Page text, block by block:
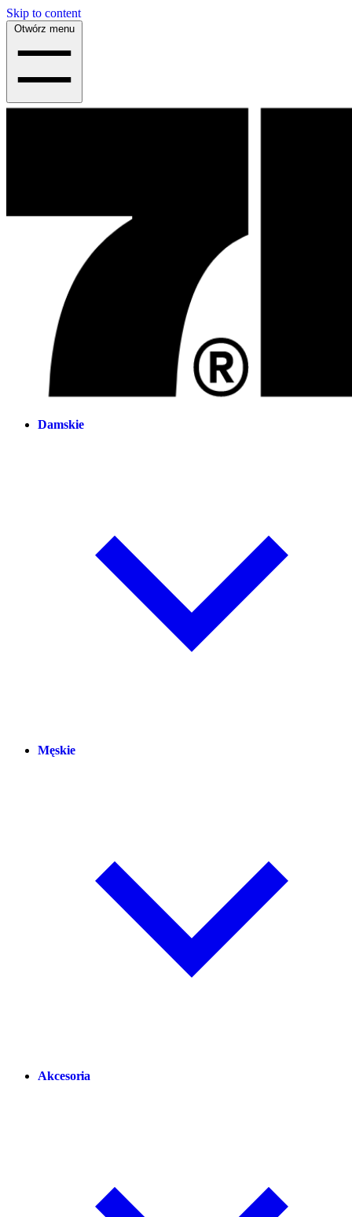
Skip to content
Otwórz menu
Damskie
Męskie
Akcesoria